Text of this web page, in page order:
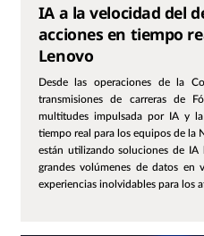
IA a la velocidad del
acciones en tiempo
Lenovo
Desde las operaciones de la
transmisiones de carreras de
multitudes impulsada por IA y
tiempo real para los equipos de la
están utilizando soluciones de
grandes volúmenes de datos en
experiencias inolvidables para los